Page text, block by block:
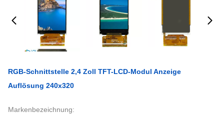
RGB-Schnittstelle 2,4 Zoll TFT-LCD-Modul Anzeige
Auflösung 240x320
Markenbezeichnung: